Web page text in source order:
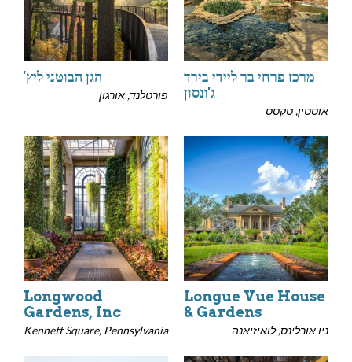
מרכז פרחי בר ליידי בירד
ג'ונסון
אוסטין, טקסס
הגן הבוטני ליץ'
פורטלנד, אורגון
Longue Vue House
& Gardens
ניו אורלינס, לואיזיאנה
Longwood
Gardens, Inc
Kennett Square, Pennsylvania